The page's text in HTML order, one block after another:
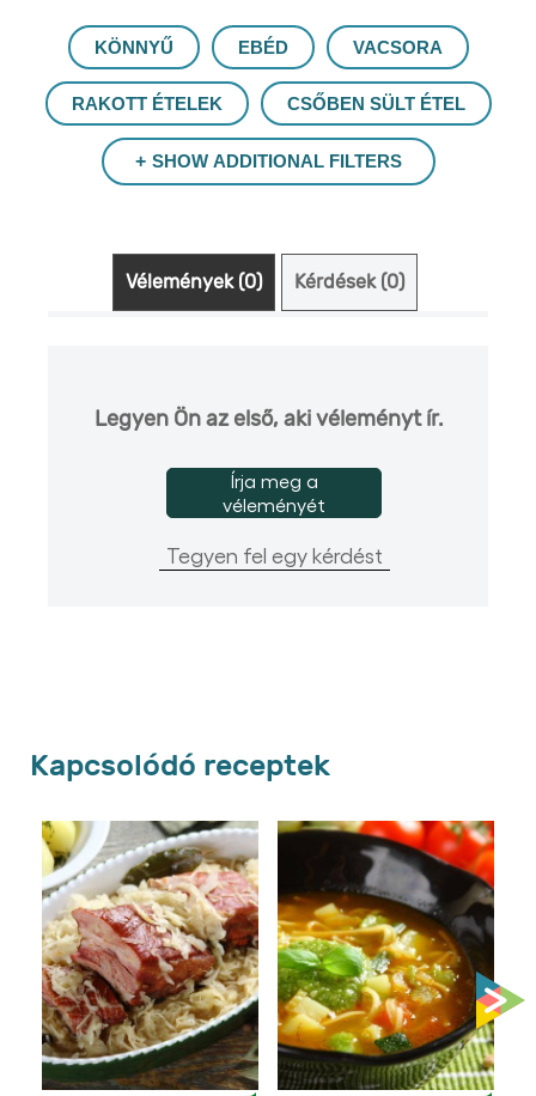
KÖNNYŰ EBÉD VACSORA
RAKOTT ÉTELEK CSŐBEN SÜLT ÉTEL
SHOW ADDITIONAL FILTERS
Vélemények (0) Kérdések (0)
Legyen Ön az első, aki véleményt ír.
Írja meg a
véleményét
Tegyen fel egy kérdést
Kapcsolódó receptek